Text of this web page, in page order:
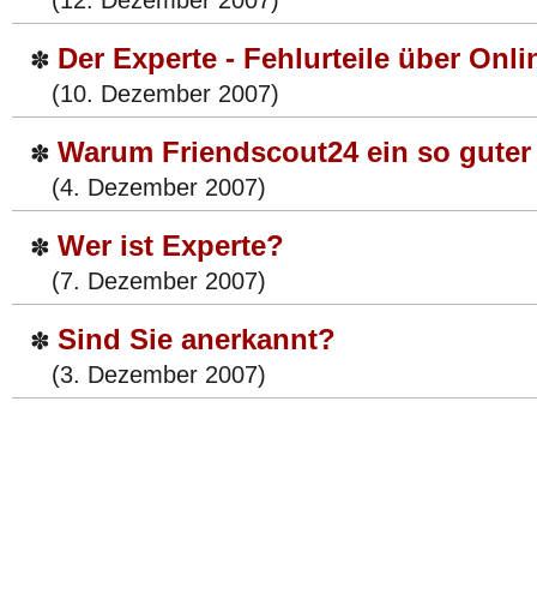
✽ Der Experte - Fehlurteile über
(10. Dezember 2007)
✽ Warum Friendscout24 ein so
(4. Dezember 2007)
✽ Wer ist Experte?
(7. Dezember 2007)
✽ Sind Sie anerkannt?
(3. Dezember 2007)